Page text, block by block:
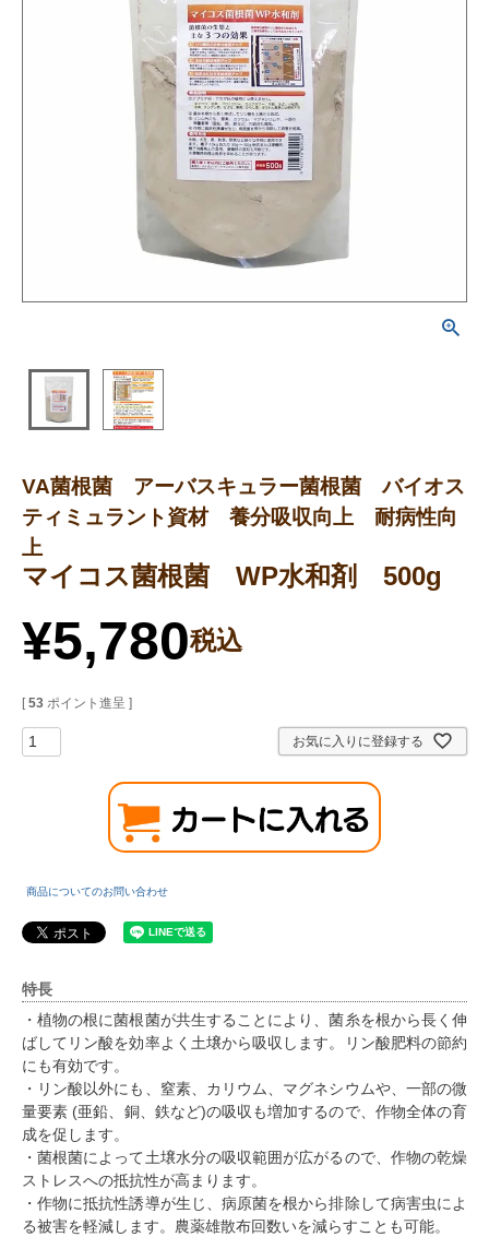
VA菌根菌 アーバスキュラー菌根菌 バイオス
ティミュラント資材 養分吸収向上 耐病性向
上
マイコス菌根菌 WP水和剤 500g
¥5,780税込
[ 53 ポイント進呈 ]
お気に入りに登録する
商品についてのお問い合わせ
特長
・植物の根に菌根菌が共生することにより、菌糸を根から長く伸
ばしてリン酸を効率よく土壌から吸収します。リン酸肥料の節約
にも有効です。
・リン酸以外にも、窒素、カリウム、マグネシウムや、一部の微
量要素 (亜鉛、銅、鉄など)の吸収も増加するので、作物全体の育
成を促します。
・菌根菌によって土壌水分の吸収範囲が広がるので、作物の乾燥
ストレスへの抵抗性が高まります。
・作物に抵抗性誘導が生じ、病原菌を根から排除して病害虫によ
る被害を軽減します。農薬雄散布回数いを減らすことも可能。